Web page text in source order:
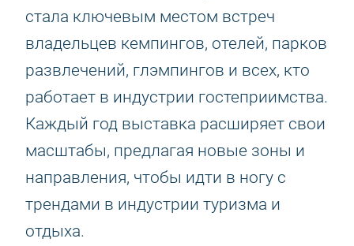
стала ключевым местом встреч
владельцев кемпингов, отелей, парков
развлечений, глэмпингов и всех, кто
работает в индустрии гостеприимства.
Каждый год выставка расширяет свои
масштабы, предлагая новые зоны и
направления, чтобы идти в ногу с
трендами в индустрии туризма и
отдыха.